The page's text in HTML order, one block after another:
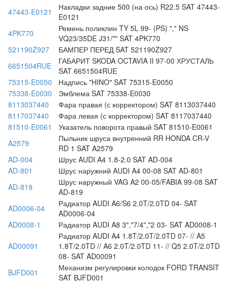
47443-E0121
Накладки задние 500 (на ось) R22.5 SAT 47443-
E0121
4PK770
Ремень поликлин TY 5L 99- (PS) "," NS
VQ23/35DE J31/"" SAT 4PK770
521190Z927
БАМПЕР ПЕРЕД SAT 521190Z927
6651504RUE
ГАБАРИТ SKODA OCTAVIA II 97-00 ХРУСТАЛЬ
SAT 6651504RUE
75315-E0050
Надпись "HINO" SAT 75315-E0050
75338-E0030
Эмблема SAT 75338-E0030
8113037440
Фара правая (с корректором) SAT 8113037440
8117037440
Фара левая (с корректором) SAT 8117037440
81510-E0061
Указатель поворота правый SAT 81510-E0061
A2579
Пыльник шруса внутренний RR HONDA CR-V
RD 1 SAT A2579
AD-004
Шрус AUDI A4 1.8-2.0 SAT AD-004
AD-801
Шрус наружний AUDI A4 00-08 SAT AD-801
AD-819
Шрус наружный VAG A2 00-05/FABIA 99-08 SAT
AD-819
AD0006-04
Радиатор AUDI A6/S6 2.0T/2.0TD 04- SAT
AD0006-04
AD0008-1
Радиатор AUDI A8 3","7/4","2 03- SAT AD0008-1
AD00091
Радиатор AUDI A4 1.8T/2.0T/2.0TD 07- // A5
1.8T/2.0TD // A6 2.0T/2.0TD 11- // Q5 2.0T/2.0TD
08- SAT AD00091
BJFD001
Механизм регулировки колодок FORD TRANSIT
SAT BJFD001